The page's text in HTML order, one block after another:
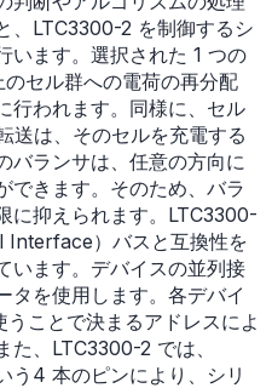
、LTC3300-2 を制御するシ
います。選択された 1 つの
セル群への電荷の再分配
行われます。同様に、セル
送は、そのセルを充電する
バランサは、任意の方向に
できます。そのため、バラ
に抑えられます。LTC3300-
）バスと互換性を
います。デバイスの並列接
タを使用します。各デバイ
ことで決まるアドレスによ
た、LTC3300-2 では、
う4 本のピンにより、シリ